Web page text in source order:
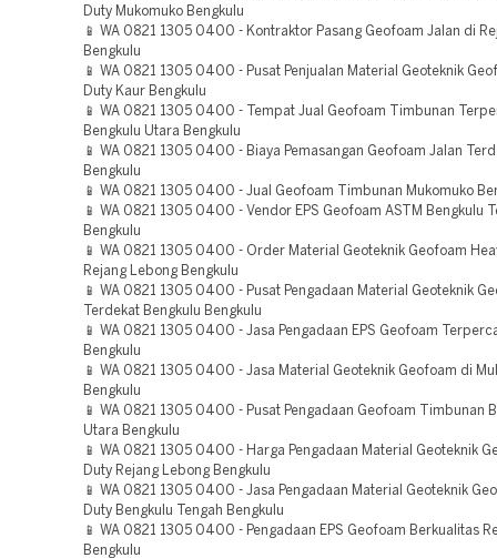
Duty Mukomuko Bengkulu
📱 WA 0821 1305 0400 - Kontraktor Pasang Geofoam Jalan di
Bengkulu
📱 WA 0821 1305 0400 - Pusat Penjualan Material Geoteknik
Duty Kaur Bengkulu
📱 WA 0821 1305 0400 - Tempat Jual Geofoam Timbunan
Bengkulu Utara Bengkulu
📱 WA 0821 1305 0400 - Biaya Pemasangan Geofoam Jalan
Bengkulu
📱 WA 0821 1305 0400 - Jual Geofoam Timbunan Mukomuko
📱 WA 0821 1305 0400 - Vendor EPS Geofoam ASTM Bengkulu
Bengkulu
📱 WA 0821 1305 0400 - Order Material Geoteknik Geofoam
Rejang Lebong Bengkulu
📱 WA 0821 1305 0400 - Pusat Pengadaan Material Geoteknik
Terdekat Bengkulu Bengkulu
📱 WA 0821 1305 0400 - Jasa Pengadaan EPS Geofoam
Bengkulu
📱 WA 0821 1305 0400 - Jasa Material Geoteknik Geofoam di
Bengkulu
📱 WA 0821 1305 0400 - Pusat Pengadaan Geofoam Timbunan
Utara Bengkulu
📱 WA 0821 1305 0400 - Harga Pengadaan Material Geoteknik
Duty Rejang Lebong Bengkulu
📱 WA 0821 1305 0400 - Jasa Pengadaan Material Geoteknik
Duty Bengkulu Tengah Bengkulu
📱 WA 0821 1305 0400 - Pengadaan EPS Geofoam Berkualitas
Bengkulu